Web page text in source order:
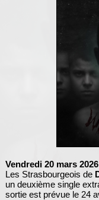
Vendredi 20 mars 2026
Les Strasbourgeois de
un deuxième single
sortie est prévue le 24